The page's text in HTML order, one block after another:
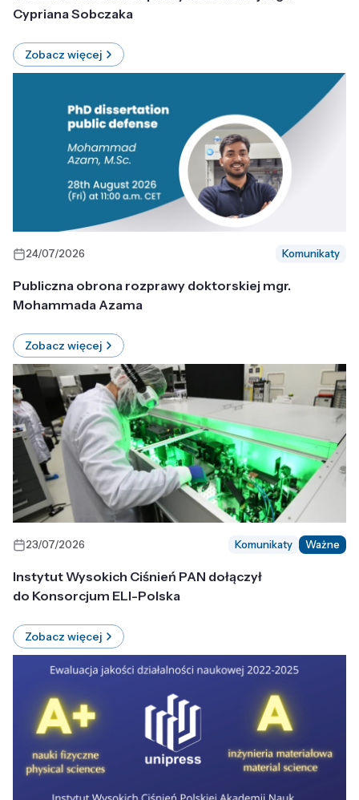
Cypriana Sobczaka
Zobacz więcej
24/07/2026 Komunikaty
Publiczna obrona rozprawy doktorskiej mgr.
Mohammada Azama
Zobacz więcej
23/07/2026 Komunikaty Ważne
Instytut Wysokich Ciśnień PAN dołączył
do Konsorcjum ELI-Polska
Zobacz więcej